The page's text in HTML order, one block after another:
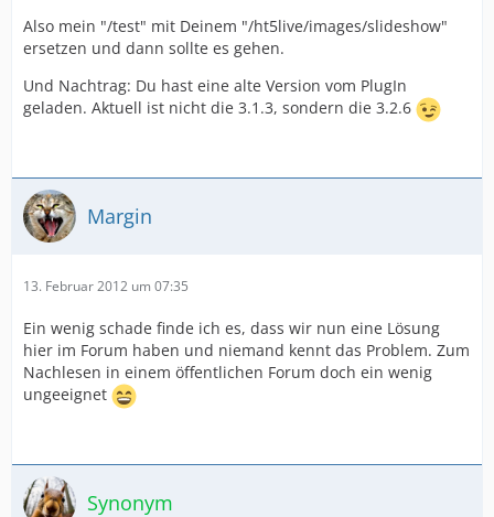
Also mein "/test" mit Deinem "/ht5live/images/slideshow"
ersetzen und dann sollte es gehen.
Und Nachtrag: Du hast eine alte Version vom PlugIn
geladen. Aktuell ist nicht die 3.1.3, sondern die 3.2.6
Margin
13. Februar 2012 um 07:35
Ein wenig schade finde ich es, dass wir nun eine Lösung
hier im Forum haben und niemand kennt das Problem. Zum
Nachlesen in einem öffentlichen Forum doch ein wenig
ungeeignet
Synonym